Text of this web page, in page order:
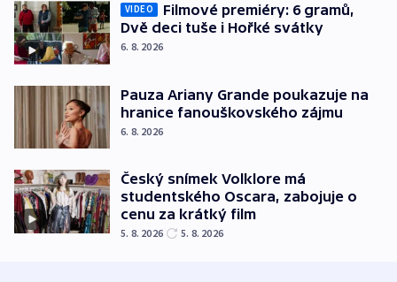
VIDEO
Filmové premiéry: 6 gramů,
Dvě deci tuše i Hořké svátky
6. 8. 2026
Pauza Ariany Grande poukazuje na
hranice fanouškovského zájmu
6. 8. 2026
Český snímek Volklore má
studentského Oscara, zabojuje o
cenu za krátký film
5. 8. 2026 5. 8. 2026